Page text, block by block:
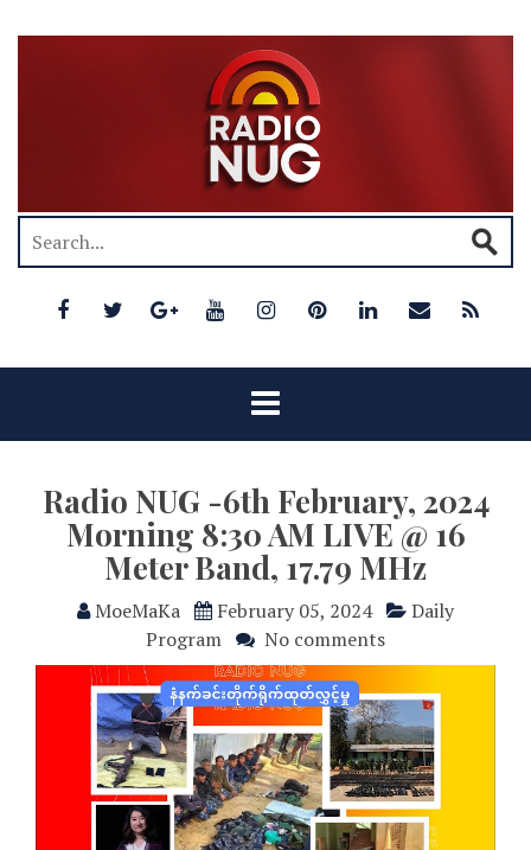
Radio NUG -6th February, 2024
Morning 8:30 AM LIVE @ 16
Meter Band, 17.79 MHz
MoeMaKa February 05, 2024
Daily
Program
No comments